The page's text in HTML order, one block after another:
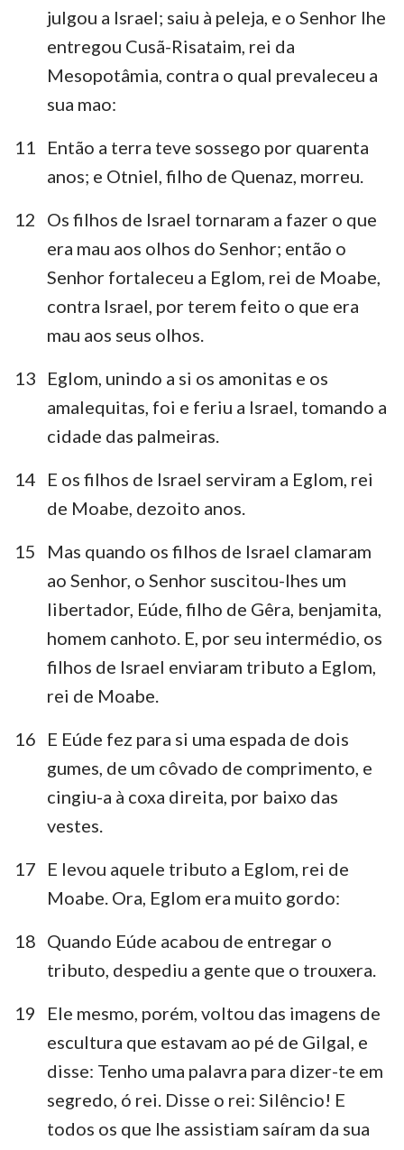
julgou a Israel; saiu à peleja, e o Senhor lhe
entregou Cusã-Risataim, rei da
Mesopotâmia, contra o qual prevaleceu a
sua mao:
11
Então a terra teve sossego por quarenta
anos; e Otniel, filho de Quenaz, morreu.
12
Os filhos de Israel tornaram a fazer o que
era mau aos olhos do Senhor; então o
Senhor fortaleceu a Eglom, rei de Moabe,
contra Israel, por terem feito o que era
mau aos seus olhos.
13
Eglom, unindo a si os amonitas e os
amalequitas, foi e feriu a Israel, tomando a
cidade das palmeiras.
14
E os filhos de Israel serviram a Eglom, rei
de Moabe, dezoito anos.
15
Mas quando os filhos de Israel clamaram
ao Senhor, o Senhor suscitou-lhes um
libertador, Eúde, filho de Gêra, benjamita,
homem canhoto. E, por seu intermédio, os
filhos de Israel enviaram tributo a Eglom,
rei de Moabe.
16
E Eúde fez para si uma espada de dois
gumes, de um côvado de comprimento, e
cingiu-a à coxa direita, por baixo das
vestes.
17
E levou aquele tributo a Eglom, rei de
Moabe. Ora, Eglom era muito gordo:
18 Quando Eúde acabou de entregar o
tributo, despediu a gente que o trouxera.
19
Ele mesmo, porém, voltou das imagens de
escultura que estavam ao pé de Gilgal, e
disse: Tenho uma palavra para dizer-te em
segredo, ó rei. Disse o rei: Silêncio! E
todos os que lhe assistiam saíram da sua